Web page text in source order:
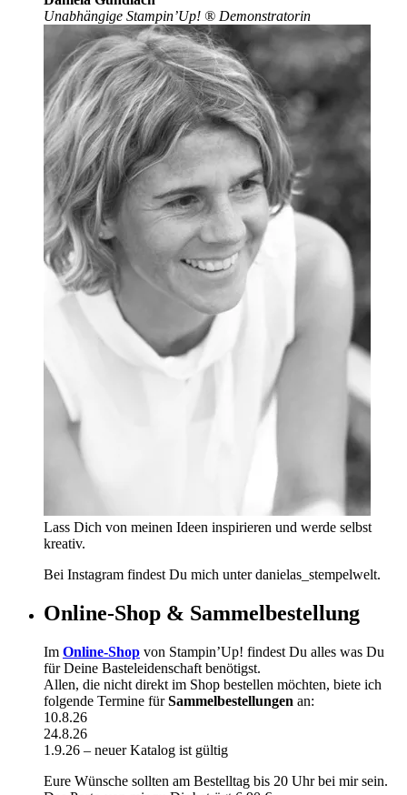
Unabhängige Stampin’Up! ® Demonstratorin
Lass Dich von meinen Ideen inspirieren und werde selbst
kreativ.
Bei Instagram findest Du mich unter danielas_stempelwelt.
Online-Shop & Sammelbestellung
Im Online-Shop von Stampin’Up! findest Du alles was Du
für Deine Basteleidenschaft benötigst.
Allen, die nicht direkt im Shop bestellen möchten, biete ich
folgende Termine fürSammelbestellungen an:
10.8.26
24.8.26
1.9.26 – neuer Katalog ist gültig
Eure Wünsche sollten am Bestelltag bis 20 Uhr bei mir sein.